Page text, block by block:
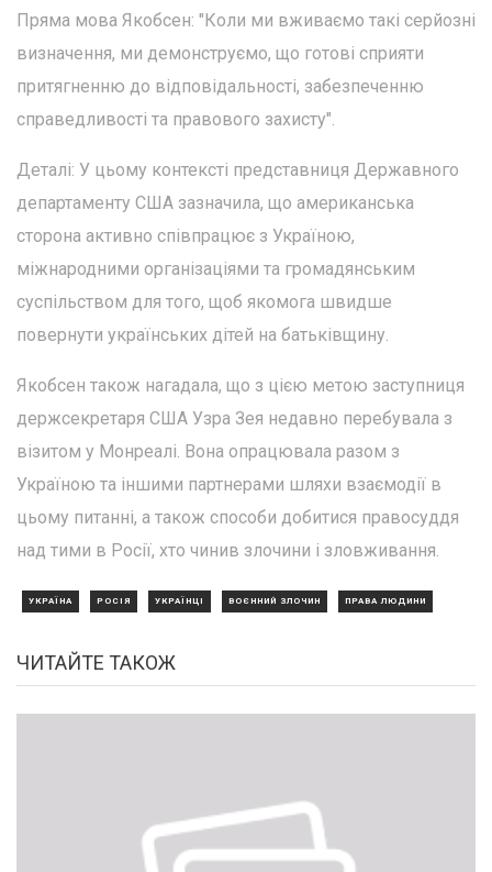
Пряма мова Якобсен: "Коли ми вживаємо такі серйозні
визначення, ми демонструємо, що готові сприяти
притягненню до відповідальності, забезпеченню
справедливості та правового захисту".
Деталі: У цьому контексті представниця Державного
департаменту США зазначила, що американська
сторона активно співпрацює з Україною,
міжнародними організаціями та громадянським
суспільством для того, щоб якомога швидше
повернути українських дітей на батьківщину.
Якобсен також нагадала, що з цією метою заступниця
держсекретаря США Узра Зея недавно перебувала з
візитом у Монреалі. Вона опрацювала разом з
Україною та іншими партнерами шляхи взаємодії в
цьому питанні, а також способи добитися правосуддя
над тими в Росії, хто чинив злочини і зловживання.
УКРАЇНА РОСІЯ УКРАЇНЦІ ВОЄННИЙ ЗЛОЧИН ПРАВА ЛЮДИНИ
ЧИТАЙТЕ ТАКОЖ